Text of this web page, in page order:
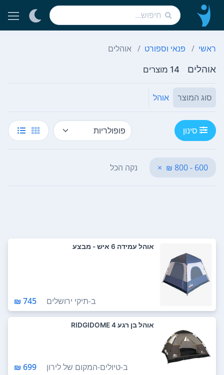
ראשי פנאי וספורט אוהלים
אוהלים 14 מוצרים
סוג המוצר אוהל
סינון
600 - 800 ₪
× נקה הכל
אוהל עמידה 6 איש - מבצע
ב-תיקי ירושלים 745 ₪
אוהל בן רגע RIDGIDOME 4
ב-טיולים-המקום של לירון 699 ₪